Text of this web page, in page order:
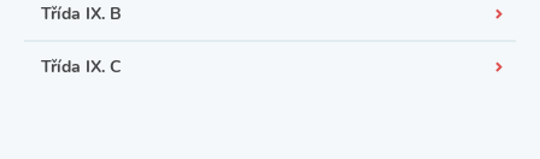
Třída IX. B
Třída IX. C